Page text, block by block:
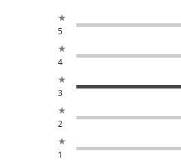
★
5
★
4
★
3
★
2
★
1